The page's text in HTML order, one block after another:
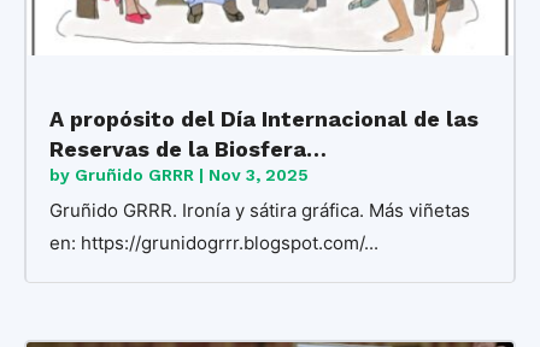
A propósito del Día Internacional de las
Reservas de la Biosfera…
by Gruñido GRRR | Nov 3, 2025
Gruñido GRRR. Ironía y sátira gráfica. Más viñetas
en: https://grunidogrrr.blogspot.com/...